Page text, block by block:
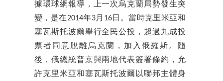
據環球網報導，上一次烏克蘭局勢發生突
變，是在2014年3月16日。當時克里米亞和
塞瓦斯托波爾舉行全民公投，超過九成投
票者同意脫離烏克蘭，加入俄羅斯。隨
後，俄總統普京與兩地代表簽署條約，允
許克里米亞和塞瓦斯托波爾以聯邦主體身